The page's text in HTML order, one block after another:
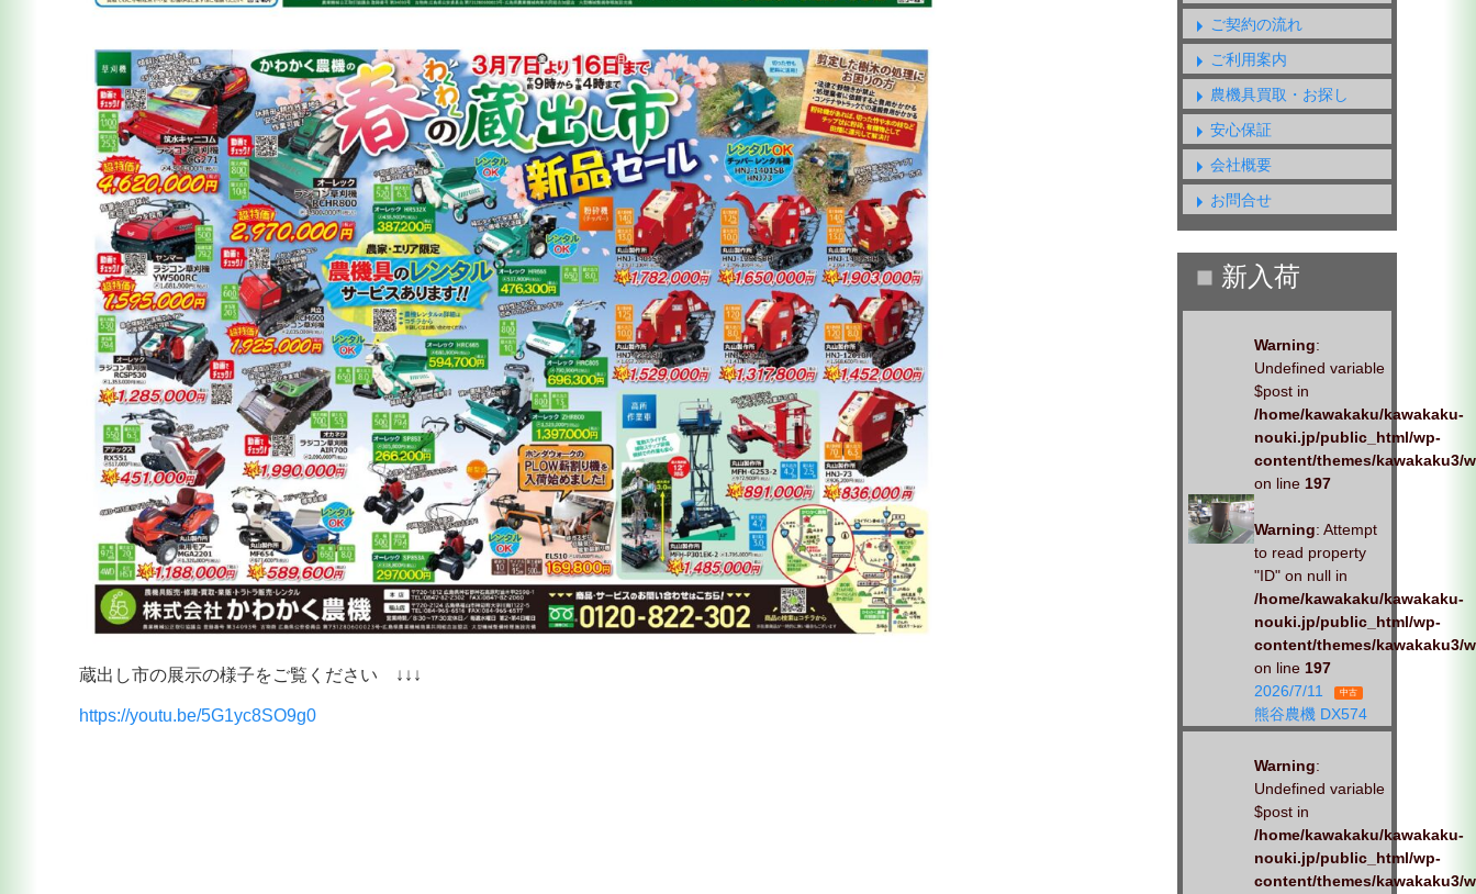
蔵出し市の展示の様子をご覧ください ↓↓↓
https://youtu.be/5G1yc8SO9g0
ご契約の流れ
ご利用案内
農機具買取・お探し
安心保証
会社概要
お問合せ
Warning:
Undefined variable
$post in
/home/kawakaku/kawakaku-
nouki.jp/public_html/wp-
content/themes/kawakaku3/
on line 197
Warning: Attempt
to read property
"ID" on null in
/home/kawakaku/kawakaku-
nouki.jp/public_html/wp-
content/themes/kawakaku3/
on line 197
2026/7/11
中古
熊谷農機 DX574
Warning:
Undefined variable
$post in
/home/kawakaku/kawakaku-
nouki.jp/public_html/wp-
content/themes/kawakaku3/